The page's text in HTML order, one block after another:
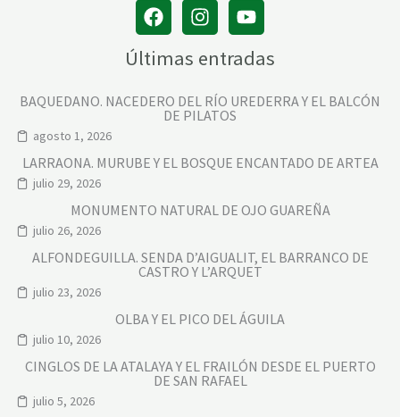
Últimas entradas
BAQUEDANO. NACEDERO DEL RÍO UREDERRA Y EL BALCÓN
DE PILATOS
agosto 1, 2026
LARRAONA. MURUBE Y EL BOSQUE ENCANTADO DE ARTEA
julio 29, 2026
MONUMENTO NATURAL DE OJO GUAREÑA
julio 26, 2026
ALFONDEGUILLA. SENDA D’AIGUALIT, EL BARRANCO DE
CASTRO Y L’ARQUET
julio 23, 2026
OLBA Y EL PICO DEL ÁGUILA
julio 10, 2026
CINGLOS DE LA ATALAYA Y EL FRAILÓN DESDE EL PUERTO
DE SAN RAFAEL
julio 5, 2026